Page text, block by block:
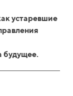
устаревшие
будущее.